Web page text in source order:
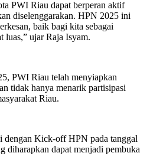
PWI Riau dapat berperan aktif
diselenggarakan. HPN 2025 ini
baik bagi kita sebagai
luas,” ujar Raja Isyam.
PWI Riau telah menyiapkan
tidak hanya menarik partisipasi
Riau.
dengan Kick-off HPN pada tanggal
diharapkan dapat menjadi pembuka